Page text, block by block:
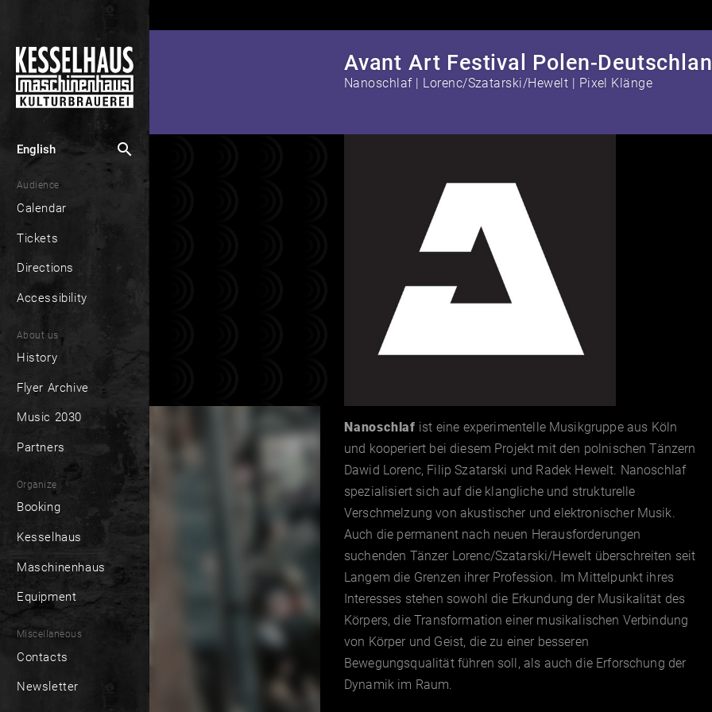
English search
Audience
Calendar
Tickets
Directions
Accessibility
About us
History
Flyer Archive
Music 2030
Partners
Organize
Booking
Kesselhaus
Maschinenhaus
Equipment
Miscellaneous
Contacts
Newsletter
Avant Art Festival Polen-
Nanoschlaf | Lorenc/Szatarski/Hewelt | Pixel Klänge
Nanoschlaf ist eine experimentelle Musikgruppe aus Köln
und kooperiert bei diesem Projekt mit den polnischen Tänzern
Dawid Lorenc, Filip Szatarski und Radek Hewelt. Nanoschlaf
spezialisiert sich auf die klangliche und strukturelle
Verschmelzung von akustischer und elektronischer Musik.
Auch die permanent nach neuen Herausforderungen
suchenden Tänzer Lorenc/Szatarski/Hewelt überschreiten seit
Langem die Grenzen ihrer Profession. Im Mittelpunkt ihres
Interesses stehen sowohl die Erkundung der Musikalität des
Körpers, die Transformation einer musikalischen Verbindung
von Körper und Geist, die zu einer besseren
Bewegungsqualität führen soll, als auch die Erforschung der
Dynamik im Raum.